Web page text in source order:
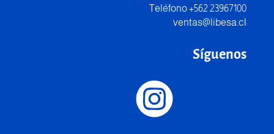
Teléfono +562 23967100
ventas@libesa.cl
Síguenos